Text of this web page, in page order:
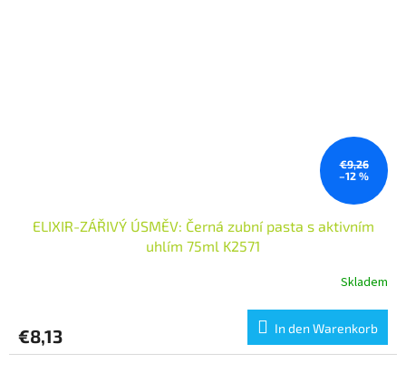
€9,26
–12 %
ELIXIR-ZÁŘIVÝ ÚSMĚV: Černá zubní pasta s aktivním
uhlím 75ml K2571
Skladem
€8,13 In den Warenkorb